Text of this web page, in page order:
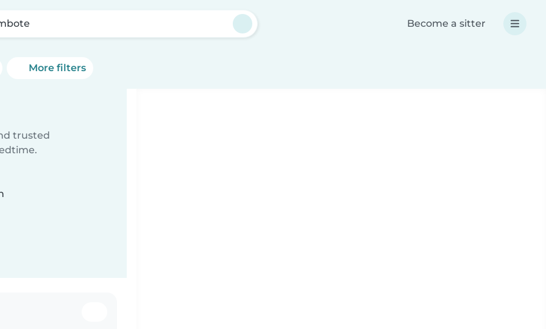
Become a sitter
More filters
trusted